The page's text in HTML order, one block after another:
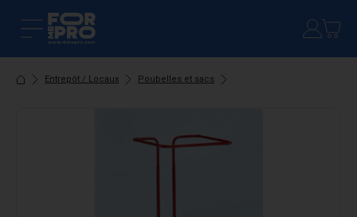
Entrepôt / Locaux Poubelles et sacs